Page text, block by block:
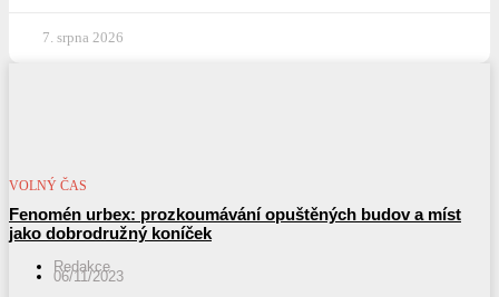
7. srpna 2026
VOLNÝ ČAS
Fenomén urbex: prozkoumávání opuštěných budov a míst
jako dobrodružný koníček
Redakce
06/11/2023